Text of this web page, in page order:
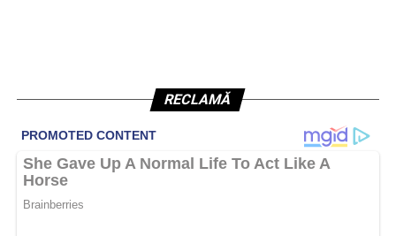
RECLAMĂ